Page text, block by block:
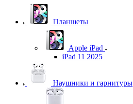
Планшеты
Apple iPad
iPad 11 2025
Наушники и гарнитуры